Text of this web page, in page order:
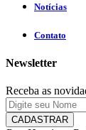
Notícias
Contato
Newsletter
Receba as